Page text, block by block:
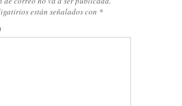
están señalados con *